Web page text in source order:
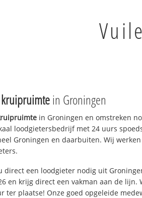
in Groningen
in Groningen en omstreken
loodgietersbedrijf met 24 uurs
Groningen en daarbuiten. Wij
direct een loodgieter nodig uit
en krijg direct een vakman aan de
ter plaatse! Onze goed opgeleide